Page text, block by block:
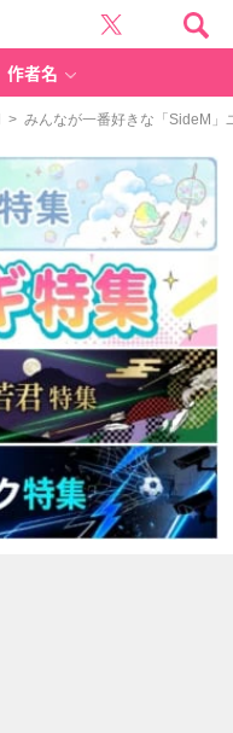
作者名
> みんなが一番好きな「SideM」